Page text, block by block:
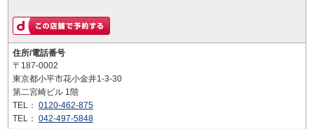
住所/電話番号
〒187-0002
東京都小平市花小金井1-3-30
第二宮崎ビル 1階
TEL： 0120-462-875
TEL： 042-497-5848